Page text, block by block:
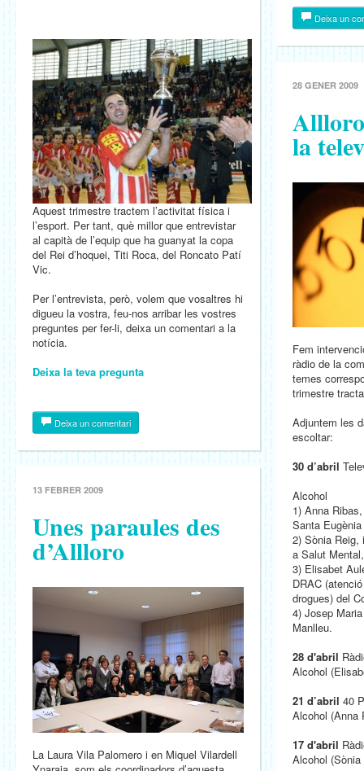
Aquest trimestre tractem l’activitat física i
l’esport. Per tant, què millor que entrevistar
al capità de l’equip que ha guanyat la copa
del Rei d’hoquei, Titi Roca, del Roncato Patí
Vic.
Per l’entrevista, però, volem que vosaltres hi
digueu la vostra, feu-nos arribar les vostres
preguntes per fer-li, deixa un comentari a la
notícia.
Deixa la teva pregunta
Deixa un comentari
13 FEBRER 2009
Unes paraules des
d’Allloro
La Laura Vila Palomero i en Miquel Vilardell
Deixa un
28 GENER 2009
la
Fem
ràdio de la
temes
trimestre
Adjuntem les
escoltar:
30 d’abril
Alcohol
1) Anna
Santa
2) Sònia Reig,
a Salut
3) Elisabet
DRAC
drogues) del
4) Josep
Manlleu.
28 d'abril
Alcohol
21 d’abril 40
Alcohol (Anna
17 d'abril
Alcohol (Sònia